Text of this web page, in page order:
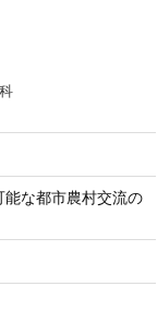
能な都市農村交流の